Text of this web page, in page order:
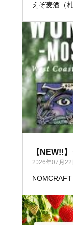
えぞ麦酒（
【NEW!!
2026年07月22
NOMCRAFT